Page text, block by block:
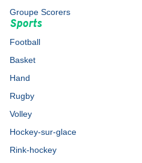
Groupe Scorers
Sports
Football
Basket
Hand
Rugby
Volley
Hockey-sur-glace
Rink-hockey